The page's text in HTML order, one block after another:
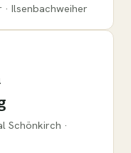
· Ilsenbachweiher
Schönkirch ·